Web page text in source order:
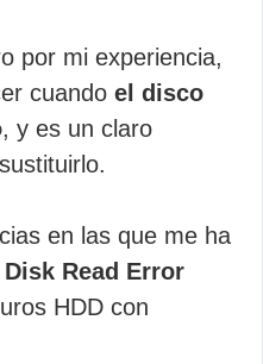
por mi experiencia,
cuando el disco
, y es un claro
en las que me ha
Disk Read Error
HDD con